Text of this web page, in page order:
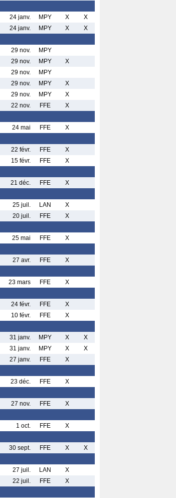
24 janv. MPY X
X
24 janv. MPY X
X
29 nov.
MPY
29 nov. MPY
X
29 nov.
MPY
29 nov. MPY
X
29 nov. MPY
X
22 nov. FFE
X
24 mai FFE
X
22 févr. FFE
X
15 févr. FFE
X
21 déc. FFE
X
25 juil. LAN
X
20 juil. FFE
X
25 mai FFE
X
27 avr. FFE
X
23 mars FFE
X
24 févr. FFE
X
10 févr. FFE
X
31 janv. MPY X
X
31 janv. MPY X
X
27 janv. FFE
X
23 déc. FFE
X
27 nov. FFE
X
1 oct. FFE
X
30 sept. FFE X
X
27 juil. LAN
X
22 juil. FFE
X